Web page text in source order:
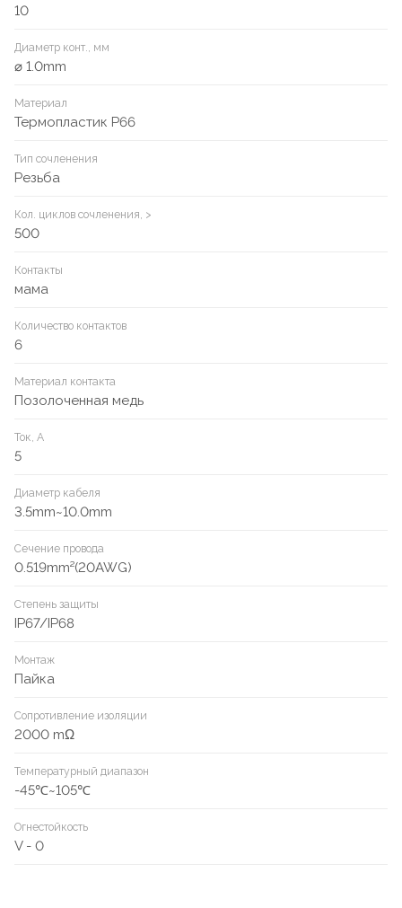
10
Диаметр конт., мм
⌀ 1.0mm
Материал
Термопластик P66
Тип сочленения
Резьба
Кол. циклов сочленения, >
500
Контакты
мама
Количество контактов
6
Материал контакта
Позолоченная медь
Ток, А
5
Диаметр кабеля
3.5mm~10.0mm
Сечение провода
0.519mm²(20AWG)
Степень защиты
IP67/IP68
Монтаж
Пайка
Сопротивление изоляции
2000 mΩ
Температурный диапазон
-45℃~105℃
Огнестойкость
V - 0